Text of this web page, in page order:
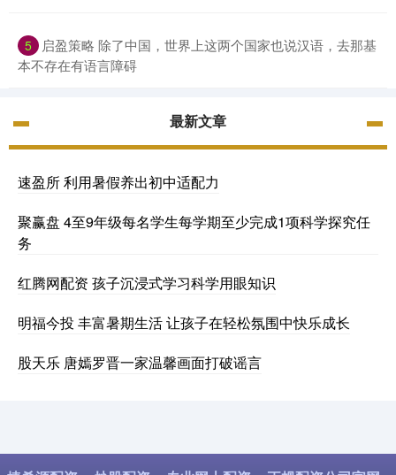
5
启盈策略 除了中国，世界上这两个国家也说汉语，去那基
本不存在有语言障碍
最新文章
速盈所 利用暑假养出初中适配力
聚赢盘 4至9年级每名学生每学期至少完成1项科学探究任
务
红腾网配资 孩子沉浸式学习科学用眼知识
明福今投 丰富暑期生活 让孩子在轻松氛围中快乐成长
股天乐 唐嫣罗晋一家温馨画面打破谣言